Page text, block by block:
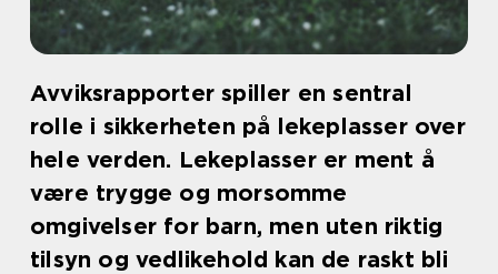
Avviksrapporter spiller en sentral
rolle i sikkerheten på lekeplasser over
hele verden. Lekeplasser er ment å
være trygge og morsomme
omgivelser for barn, men uten riktig
tilsyn og vedlikehold kan de raskt bli